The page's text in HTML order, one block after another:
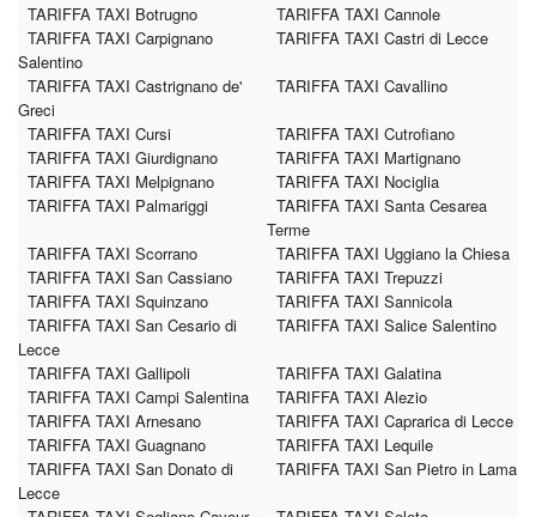
TARIFFA TAXI Botrugno
TARIFFA TAXI Cannole
TARIFFA TAXI Carpignano
Salentino
TARIFFA TAXI Castri di Lecce
TARIFFA TAXI Castrignano de'
Greci
TARIFFA TAXI Cavallino
TARIFFA TAXI Cursi
TARIFFA TAXI Cutrofiano
TARIFFA TAXI Giurdignano
TARIFFA TAXI Martignano
TARIFFA TAXI Melpignano
TARIFFA TAXI Nociglia
TARIFFA TAXI Palmariggi
TARIFFA TAXI Santa Cesarea
Terme
TARIFFA TAXI Scorrano
TARIFFA TAXI Uggiano la Chiesa
TARIFFA TAXI San Cassiano
TARIFFA TAXI Trepuzzi
TARIFFA TAXI Squinzano
TARIFFA TAXI Sannicola
TARIFFA TAXI San Cesario di
Lecce
TARIFFA TAXI Salice Salentino
TARIFFA TAXI Gallipoli
TARIFFA TAXI Galatina
TARIFFA TAXI Campi Salentina
TARIFFA TAXI Alezio
TARIFFA TAXI Arnesano
TARIFFA TAXI Caprarica di Lecce
TARIFFA TAXI Guagnano
TARIFFA TAXI Lequile
TARIFFA TAXI San Donato di
Lecce
TARIFFA TAXI San Pietro in Lama